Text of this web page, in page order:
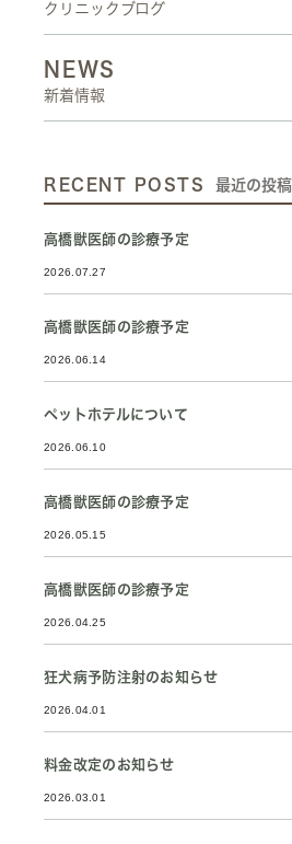
クリニックブログ
NEWS
新着情報
RECENT POSTS 最近の投稿
高橋獣医師の診療予定
2026.07.27
高橋獣医師の診療予定
2026.06.14
ペットホテルについて
2026.06.10
高橋獣医師の診療予定
2026.05.15
高橋獣医師の診療予定
2026.04.25
狂犬病予防注射のお知らせ
2026.04.01
料金改定のお知らせ
2026.03.01